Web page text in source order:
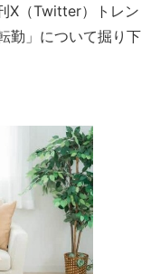
X（Twitter）トレン
勤」について掘り下